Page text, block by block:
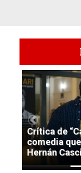
Crítica de
comedia
Hernán
Previous